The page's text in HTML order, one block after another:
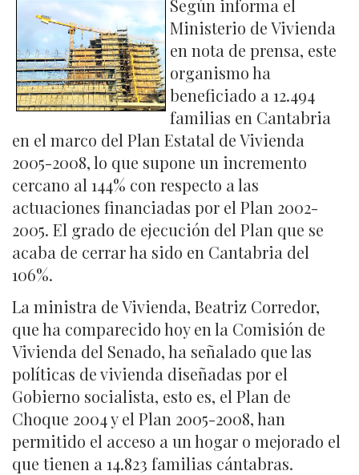
Según informa el
Ministerio de Vivienda
en nota de prensa, este
organismo ha
beneficiado a 12.494
familias en Cantabria
en el marco del Plan Estatal de Vivienda
2005-2008, lo que supone un incremento
cercano al 144% con respecto a las
actuaciones financiadas por el Plan 2002-
2005. El grado de ejecución del Plan que se
acaba de cerrar ha sido en Cantabria del
106%.
La ministra de Vivienda, Beatriz Corredor,
que ha comparecido hoy en la Comisión de
Vivienda del Senado, ha señalado que las
políticas de vivienda diseñadas por el
Gobierno socialista, esto es, el Plan de
Choque 2004 y el Plan 2005-2008, han
permitido el acceso a un hogar o mejorado el
que tienen a 14.823 familias cántabras.